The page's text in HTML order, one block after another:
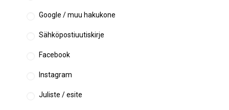
Google / muu hakukone
Sähköpostiuutiskirje
Facebook
Instagram
Juliste / esite